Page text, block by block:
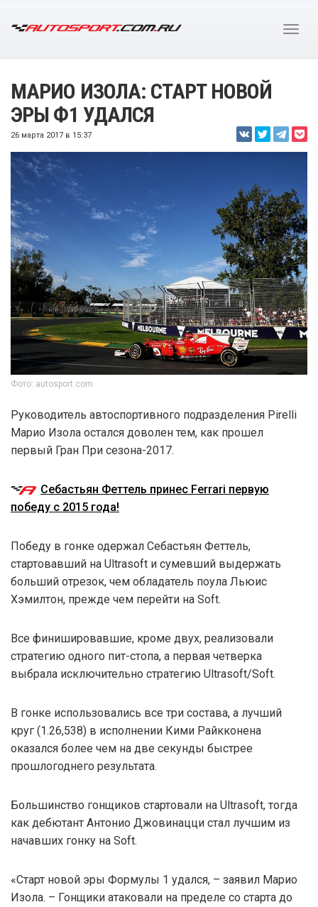
МАРИО ИЗОЛА: СТАРТ НОВОЙ
ЭРЫ Ф1 УДАЛСЯ
26 марта 2017 в 15:37
Фото: autosport.com
Руководитель автоспортивного подразделения Pirelli
Марио Изола остался доволен тем, как прошел
первый Гран При сезона-2017.
Себастьян Феттель принес Ferrari первую
победу с 2015 года!
Победу в гонке одержал Себастьян Феттель,
стартовавший на Ultrasoft и сумевший выдержать
больший отрезок, чем обладатель поула Льюис
Хэмилтон, прежде чем перейти на Soft.
Все финишировавшие, кроме двух, реализовали
стратегию одного пит-стопа, а первая четверка
выбрала исключительно стратегию Ultrasoft/Soft.
В гонке использовались все три состава, а лучший
круг (1.26,538) в исполнении Кими Райкконена
оказался более чем на две секунды быстрее
прошлогоднего результата.
Большинство гонщиков стартовали на Ultrasoft, тогда
как дебютант Антонио Джовинацци стал лучшим из
начавших гонку на Soft.
«Старт новой эры Формулы 1 удался, – заявил Марио
Изола. – Гонщики атаковали на пределе со старта до